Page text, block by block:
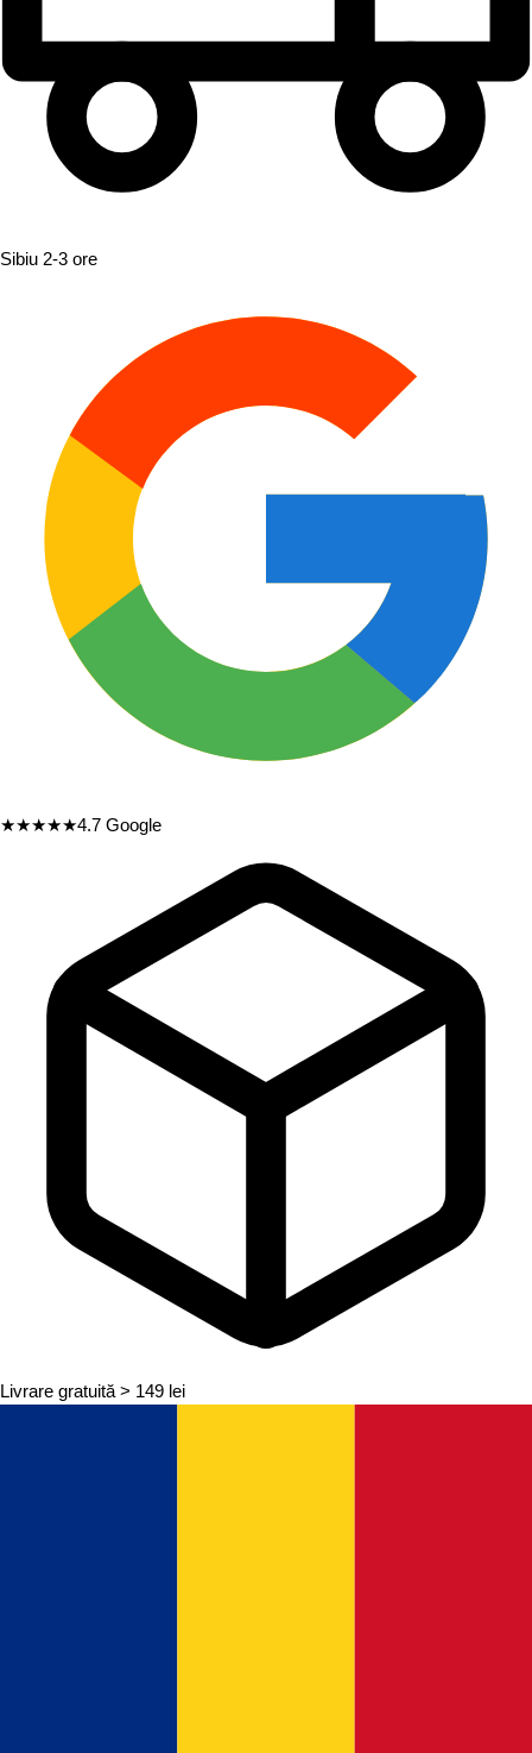
Sibiu 2-3 ore
★★★★★4.7 Google
Livrare gratuită > 149 lei